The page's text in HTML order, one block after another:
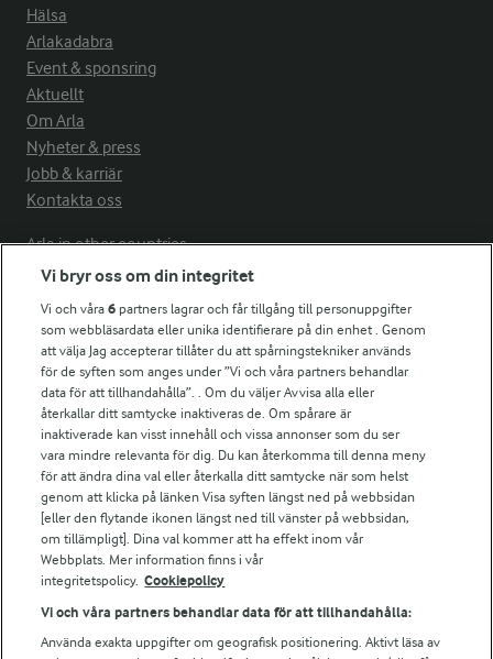
Hälsa
Arlakadabra
Event & sponsring
Aktuellt
Om Arla
Nyheter & press
Jobb & karriär
Kontakta oss
Arla in other countries
Fler Arlasajter
För ägare
Arlas kundportal
Arla.com
Falbygdens Ost
Arla webbshop
Bildbank
Följ oss
Vi bryr oss om din integritet
Vi och våra6 partners lagrar och får tillgång till personuppgifter
som webbläsardata eller unika identifierare på din enhet . Genom
att välja Jag accepterar tillåter du att spårningstekniker används
för de syften som anges under ”Vi och våra partners behandlar
data för att tillhandahålla”. . Om du väljer Avvisa alla eller
återkallar ditt samtycke inaktiveras de. Om spårare är
inaktiverade kan visst innehåll och vissa annonser som du ser
vara mindre relevanta för dig. Du kan återkomma till denna meny
för att ändra dina val eller återkalla ditt samtycke när som helst
genom att klicka på länken Visa syften längst ned på webbsidan
[eller den flytande ikonen längst ned till vänster på webbsidan,
om tillämpligt]. Dina val kommer att ha effekt inom vår
Webbplats. Mer information finns i vår
integritetspolicy. Cookiepolicy
Vi och våra partners behandlar data för att tillhandahålla:
Använda exakta uppgifter om geografisk positionering. Aktivt läsa av